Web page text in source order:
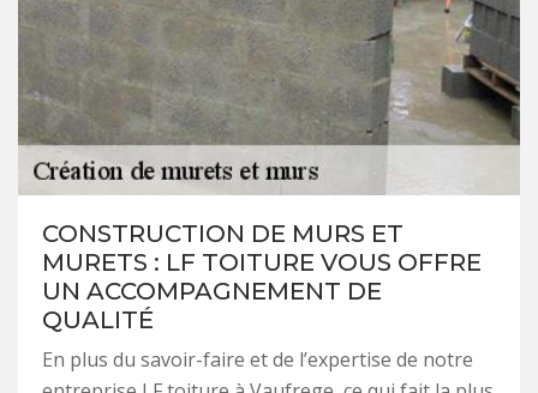
CONSTRUCTION DE MURS ET
MURETS : LF TOITURE VOUS OFFRE
UN ACCOMPAGNEMENT DE
QUALITÉ
En plus du savoir-faire et de l’expertise de notre